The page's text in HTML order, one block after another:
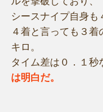
シースナイプ自身も
４着と言っても３着
キロ。
タイム差は０．１秒
は明白だ。